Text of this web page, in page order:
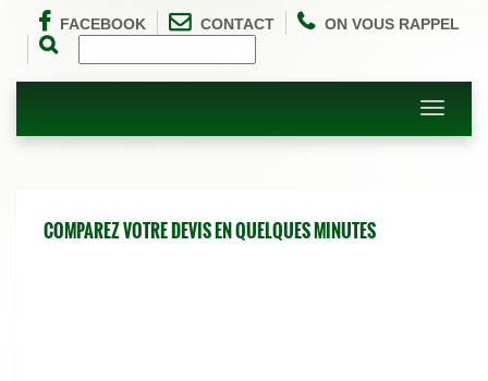
FACEBOOK CONTACT ON VOUS RAPPEL
Toggle
COMPAREZ VOTRE DEVIS EN QUELQUES MINUTES